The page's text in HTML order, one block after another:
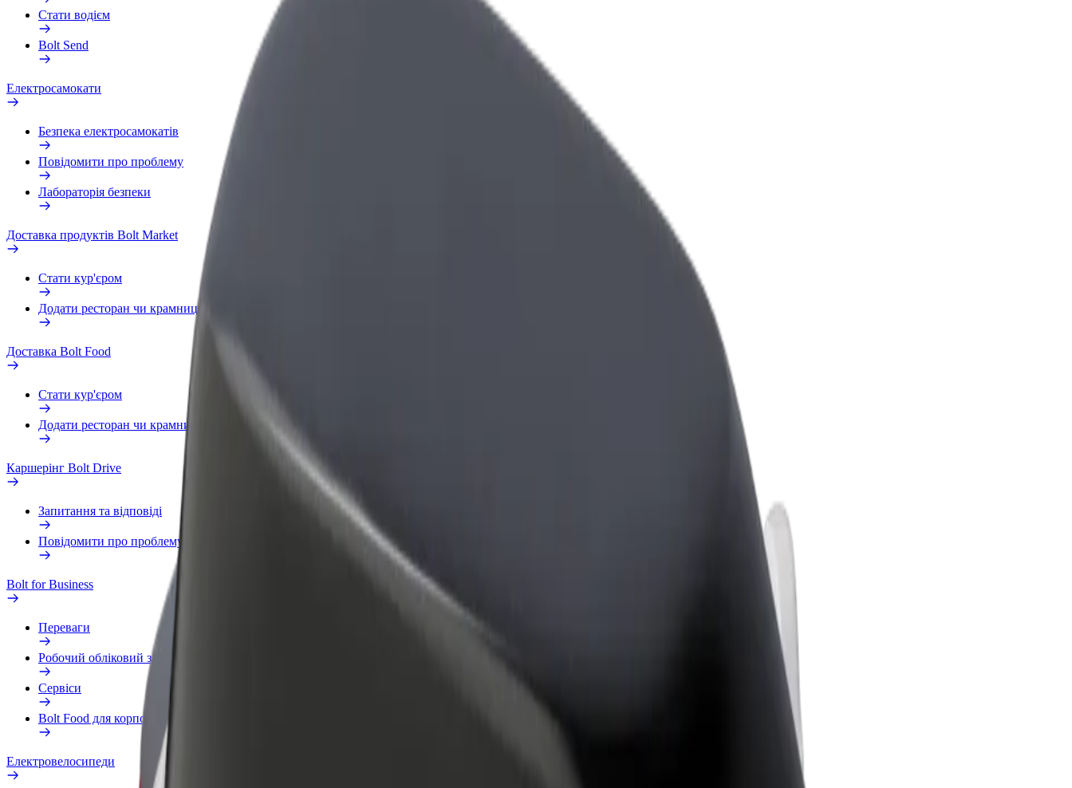
Стати водієм
Bolt Send
Електросамокати
Безпека електросамокатів
Повідомити про проблему
Лабораторія безпеки
Доставка продуктів Bolt Market
Стати кур'єром
Додати ресторан чи крамницю
Доставка Bolt Food
Стати кур'єром
Додати ресторан чи крамницю
Каршерінг Bolt Drive
Запитання та відповіді
Повідомити про проблему з ТЗ
Bolt for Business
Переваги
Робочий обліковий запис
Сервіси
Bolt Food для корпоративних клієнтів
Електровелосипеди